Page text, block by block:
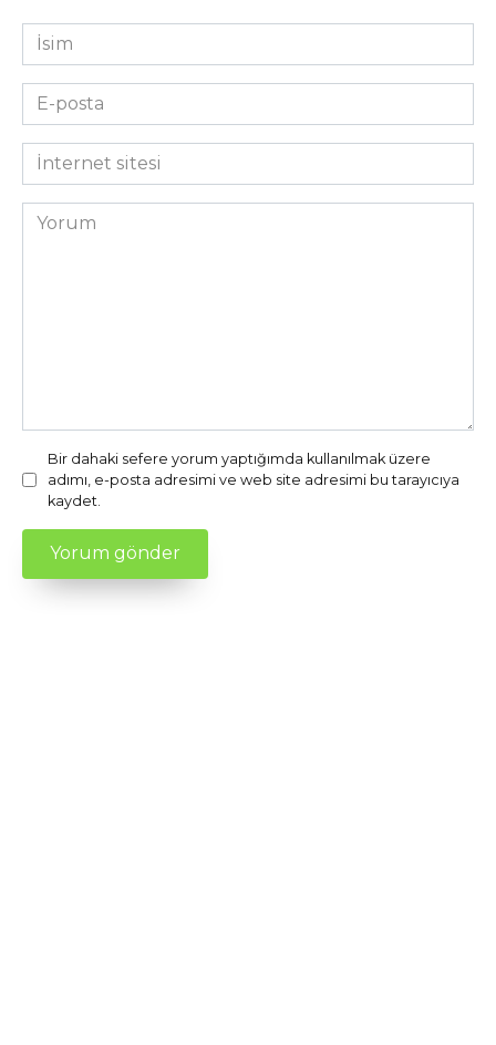
İsim
*
E-
posta
*İnternet
sitesi
Yorum
Bir dahaki sefere yorum yaptığımda kullanılmak üzere
adımı, e-posta adresimi ve web site adresimi bu tarayıcıya
kaydet.